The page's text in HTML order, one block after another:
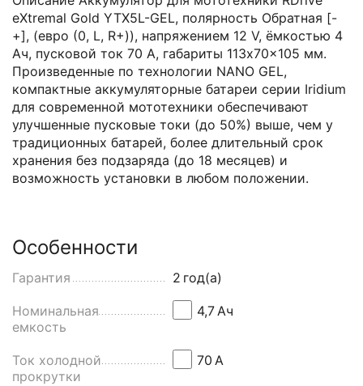
eXtremal Gold YTX5L-GEL, полярность Обратная [-
+], (евро (0, L, R+)), напряжением 12 V, ёмкостью 4
Ач, пусковой ток 70 А, габариты 113x70x105 мм.
Произведенные по технологии NANO GEL,
компактные аккумуляторные батареи серии Iridium
для современной мототехники обеспечивают
улучшенные пусковые токи (до 50%) выше, чем у
традиционных батарей, более длительный срок
хранения без подзаряда (до 18 месяцев) и
возможность установки в любом положении.
Особенности
Гарантия 2 год(а)
Номинальная
емкость
4,7Aч
Ток холодной
прокрутки
70 А